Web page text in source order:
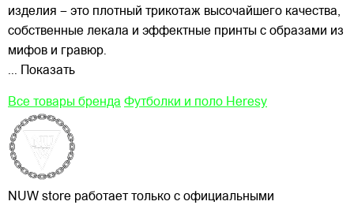
изделия – это плотный трикотаж высочайшего качества,
собственные лекала и эффектные принты с образами из
мифов и гравюр.
... Показать
Все товары бренда Футболки и поло Heresy
NUW store работает только с официальными